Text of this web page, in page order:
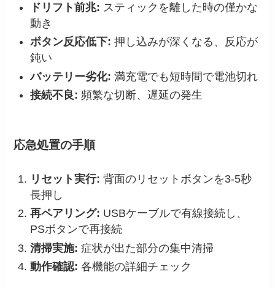
ドリフト前兆: スティックを離した時の僅かな
動き
ボタン反応低下: 押し込みが深くなる、反応が
鈍い
バッテリー劣化: 満充電でも短時間で電池切れ
接続不良: 頻繁な切断、遅延の発生
応急処置の手順
リセット実行: 背面のリセットボタンを3-5秒
長押し
再ペアリング: USBケーブルで有線接続し、
PSボタンで再接続
清掃実施: 症状が出た部分の集中清掃
動作確認: 各機能の詳細チェック